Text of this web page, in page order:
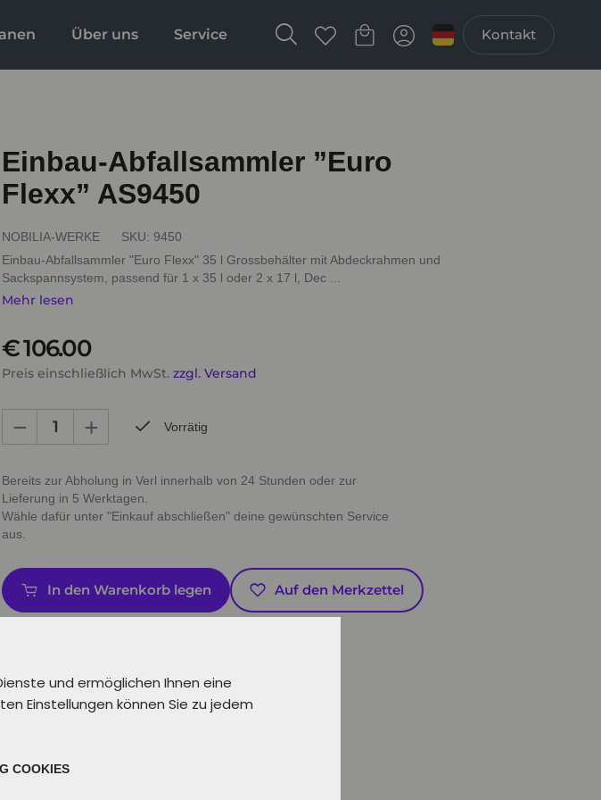
und ermöglichen Ihnen eine
Einstellungen können Sie zu jedem
COOKIES
Über uns Service Kontakt
Einbau-Abfallsammler ”Euro
Flexx” AS9450
NOBILIA-WERKE SKU: 9450
Einbau-Abfallsammler "Euro Flexx" 35 l Grossbehälter mit Abdeckrahmen und
Sackspannsystem, passend für 1 x 35 l oder 2 x 17 l, Dec ...
Mehr lesen
€ 106.00
Preis einschließlich MwSt. zzgl. Versand
Vorrätig
Bereits zur Abholung in Verl innerhalb von 24 Stunden oder zur
Lieferung in 5 Werktagen.
Wähle dafür unter "Einkauf abschließen" deine gewünschten Service
aus.
In den Warenkorb legen Auf den Merkzettel